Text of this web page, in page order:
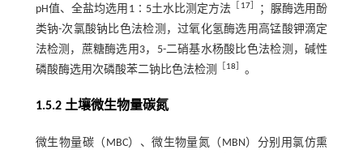
pH值、全盐均选用1∶5土水比测定方法
17］
；脲酶选用酚
类钠-次氯酸钠比色法检测，过氧化氢酶选用高锰酸钾滴定
法检测，蔗糖酶选用3，5-二硝基水杨酸比色法检测，碱性
磷酸酶选用次磷酸苯二钠比色法检测
18 。
1.5.2 土壤微生物量碳氮
微生物量碳（MBC）、微生物量氮（MBN）分别用氯仿熏